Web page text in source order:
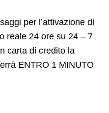
per l’attivazione di
reale 24 ore su 24 – 7
carta di credito la
ENTRO 1 MINUTO